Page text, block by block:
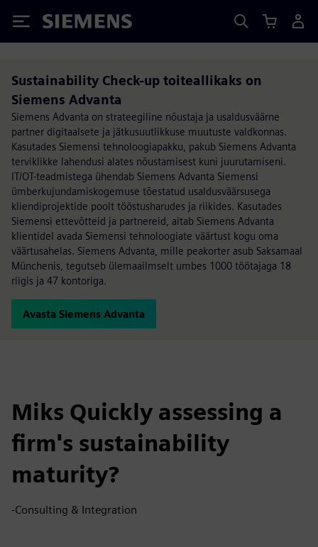
Siemens
Sustainability Check-up toiteallikaks on
Siemens Advanta
Siemens Advanta on strateegiline nõustaja ja usaldusväärne
partner digitaalsete ja jätkusuutlikkuse muutuste valdkonnas.
Kasutades Siemensi tehnoloogiapakku, pakub Siemens Advanta
terviklikke lahendusi alates nõustamisest kuni juurutamiseni.
IT/OT-teadmistega ühendab Siemens Advanta Siemensi
ümberkujundamiskogemuse tõestatud usaldusväärsusega
kliendiprojektide poolt tööstusharudes ja riikides. Kasutades
Siemensi ettevõtteid ja partnereid, aitab Siemens Advanta
klientidel avada Siemensi tehnoloogiate väärtust kogu oma
väärtusahelas. Siemens Advanta, mille peakorter asub Saksamaal
Münchenis, tegutseb ülemaailmselt umbes 1000 töötajaga 18
riigis ja 47 kontoriga.
Avasta Siemens Advanta
Miks Quickly assessing a
firm's sustainability
maturity?
-Consulting & Integration